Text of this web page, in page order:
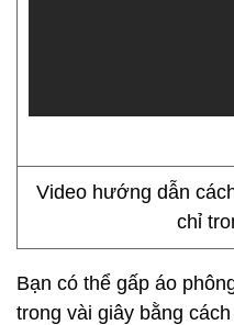
Video hướng dẫn
chỉ
Bạn có thể gấp áo
trong vài giây bằng